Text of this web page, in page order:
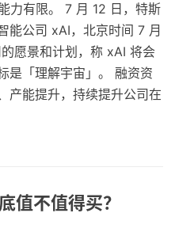
力有限。 7 月 12 日，特斯
能公司 xAI，北京时间 7 月
愿景和计划，称 xAI 将会
是「理解宇宙」。 融资资
产能提升，持续提升公司在
值不值得买？